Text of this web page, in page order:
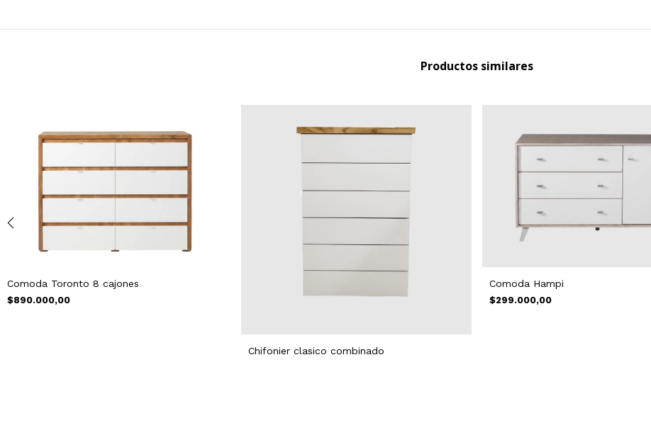
Productos similares
Comoda Toronto 8 cajones
$890.000,00
Chifonier clasico combinado
Comoda Hampi
$299.000,00